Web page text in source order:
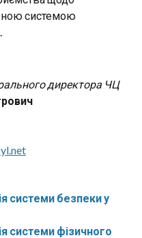
системою
директора ЧЦ
системи безпеки у
системи фізичного